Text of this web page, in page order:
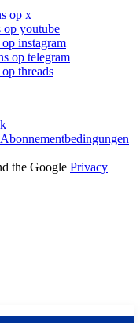
op x
op youtube
instagram
op telegram
threads
Abonnementbedingungen
the Google Privacy